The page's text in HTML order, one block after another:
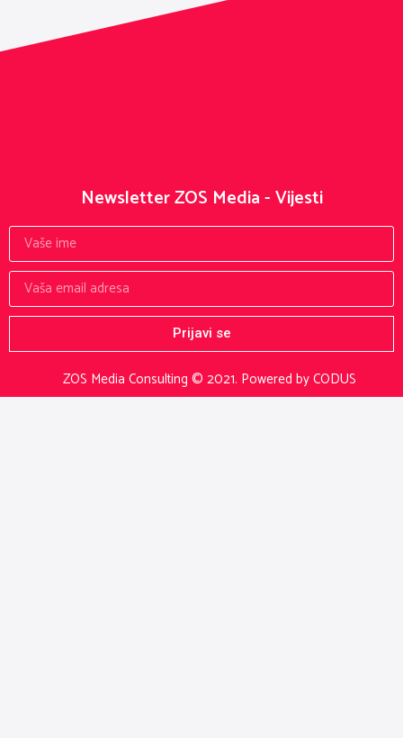
ZOS Media Consulting © 2021. Powered by CODUS
Newsletter ZOS Media - Vijesti
Prijavi se